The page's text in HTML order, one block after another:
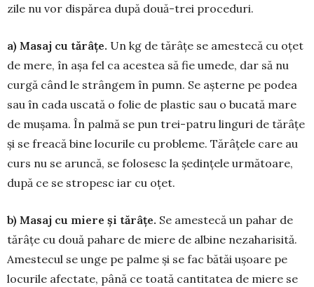
zile nu vor dispărea după două-trei proceduri.
a) Masaj cu tărâţe. Un kg de tărâţe se ames­tecă cu oțet
de mere, în aşa fel ca acestea să fie umede, dar să nu
curgă când le strângem în pumn. Se aşterne pe po­dea
sau în cada uscată o folie de plas­tic sau o bu­cată mare
de muşama. În palmă se pun trei-patru linguri de tă­râţe
şi se freacă bine locurile cu pro­bleme. Tărâţele care au
curs nu se aruncă, se folosesc la şedinţele urmă­toare,
după ce se stropesc iar cu oţet.
b) Masaj cu miere şi tărâţe. Se ames­tecă un pahar de
tărâţe cu două pahare de miere de albi­ne nezaha­ri­sită.
Amestecul se un­ge pe palme şi se fac bătăi uşoare pe
locurile afec­tate, până ce toată cantitatea de miere se